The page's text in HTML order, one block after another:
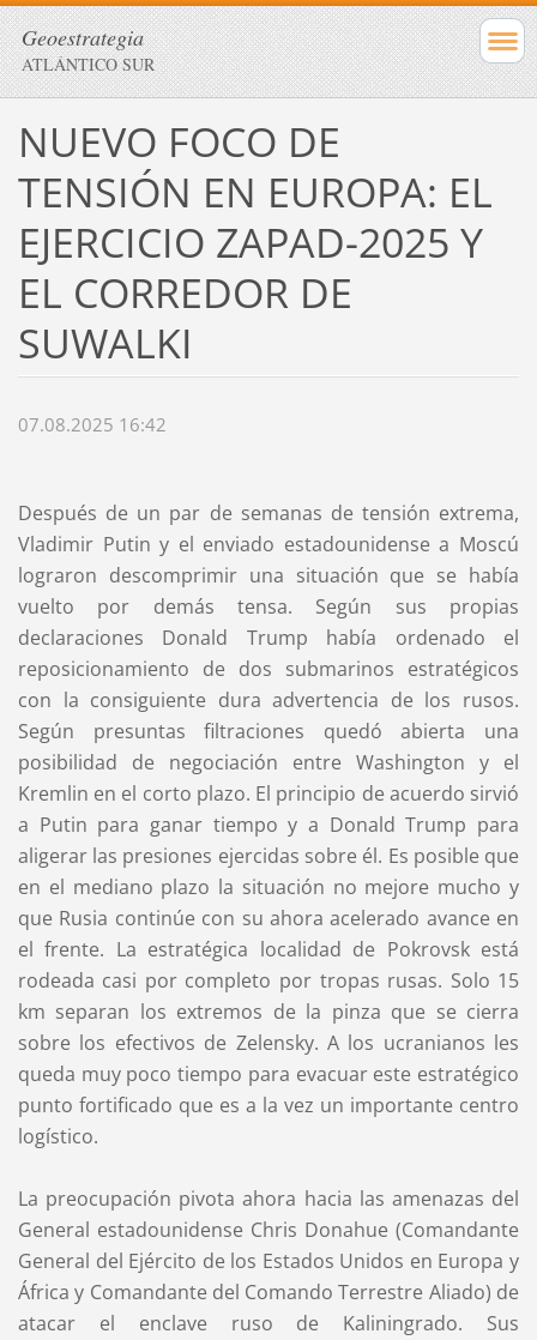
Geoestrategia
ATLÁNTICO SUR
NUEVO FOCO DE
TENSIÓN EN EUROPA: EL
EJERCICIO ZAPAD-2025 Y
EL CORREDOR DE
SUWALKI
07.08.2025 16:42
Después de un par de semanas de tensión extrema,
Vladimir Putin y el enviado estadounidense a Moscú
lograron descomprimir una situación que se había
vuelto por demás tensa. Según sus propias
declaraciones Donald Trump había ordenado el
reposicionamiento de dos submarinos estratégicos
con la consiguiente dura advertencia de los rusos.
Según presuntas filtraciones quedó abierta una
posibilidad de negociación entre Washington y el
Kremlin en el corto plazo. El principio de acuerdo sirvió
a Putin para ganar tiempo y a Donald Trump para
aligerar las presiones ejercidas sobre él. Es posible que
en el mediano plazo la situación no mejore mucho y
que Rusia continúe con su ahora acelerado avance en
el frente. La estratégica localidad de Pokrovsk está
rodeada casi por completo por tropas rusas. Solo 15
km separan los extremos de la pinza que se cierra
sobre los efectivos de Zelensky. A los ucranianos les
queda muy poco tiempo para evacuar este estratégico
punto fortificado que es a la vez un importante centro
logístico.
La preocupación pivota ahora hacia las amenazas del
General estadounidense Chris Donahue (Comandante
General del Ejército de los Estados Unidos en Europa y
África y Comandante del Comando Terrestre Aliado) de
atacar el enclave ruso de Kaliningrado. Sus